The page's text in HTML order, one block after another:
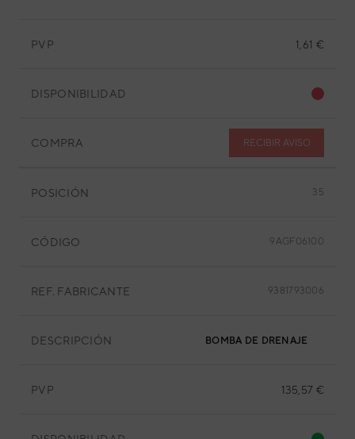
PVP 1,61 €
DISPONIBILIDAD
COMPRA RECIBIR AVISO
POSICIÓN 35
CÓDIGO 9AGF06100
REF. FABRICANTE 9381793006
DESCRIPCIÓN BOMBA DE DRENAJE
PVP 135,57 €